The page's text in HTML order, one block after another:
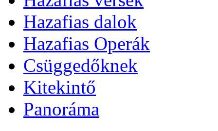
Hazafias dalok
Hazafias Operák
Csüggedőknek
Kitekintő
Panoráma